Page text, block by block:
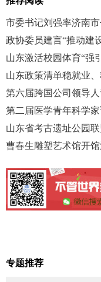
市委书记刘强率济南
政协委员建言“推动建
山东激活校园体育“强
山东政策清单稳就业
第六届跨国公司领导
第二届医学青年科学
山东省考古遗址公园
曹春生雕塑艺术馆开
专题推荐